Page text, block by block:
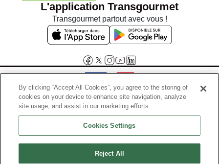
L'application Transgourmet
Transgourmet partout avec vous !
Interdiction de vente de boissons alcooliques aux mineurs de
moins de 18 ans
La preuve de majorité de l'acheteur est exigée au moment de la vente
Code de la santé publique, Aar.l.3342-1 et l.3353-3
By clicking “Accept All Cookies”, you agree to the storing of
cookies on your device to enhance site navigation, analyze
site usage, and assist in our marketing efforts.
Cookies Settings
Reject All